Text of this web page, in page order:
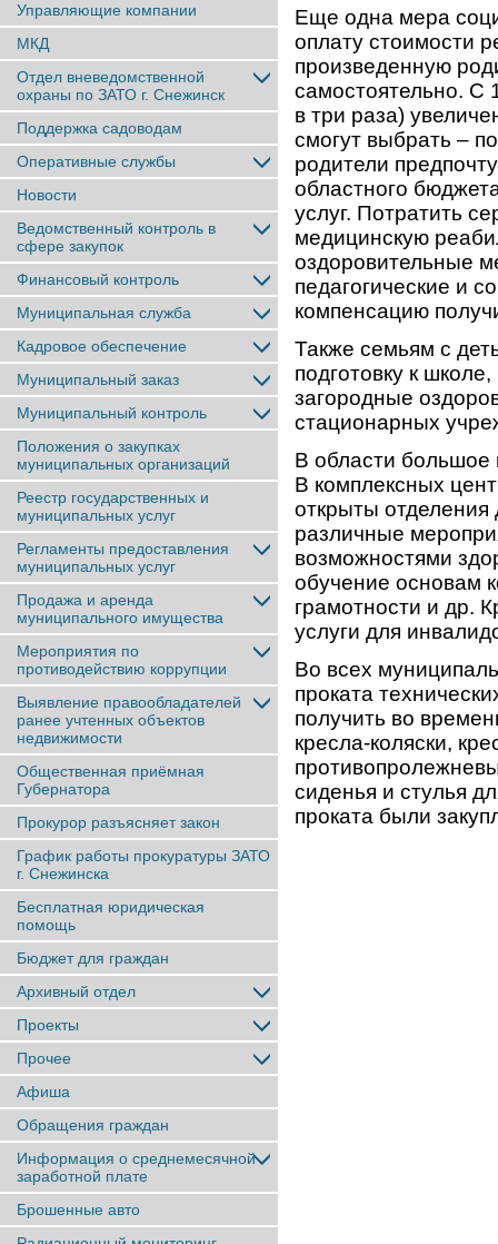
Управляющие компании
МКД
Отдел вневедомственной
охраны по ЗАТО г. Снежинск
Поддержка садоводам
Оперативные службы
Новости
Ведомственный контроль в
сфере закупок
Финансовый контроль
Муниципальная служба
Кадровое обеспечение
Муниципальный заказ
Муниципальный контроль
Положения о закупках
муниципальных организаций
Реестр государственных и
муниципальных услуг
Регламенты предоставления
муниципальных услуг
Продажа и аренда
муниципального имущества
Мероприятия по
противодействию коррупции
Выявление правообладателей
ранее учтенныx объектов
недвижимости
Общественная приёмная
Губернатора
Прокурор разъясняет закон
График работы прокуратуры ЗАТО
г. Снежинска
Бесплатная юридическая
помощь
Бюджет для граждан
Архивный отдел
Проекты
Прочее
Афиша
Обращения граждан
Информация о среднемесячной
заработной плате
Брошенные авто
Еще одна мера
оплату стоимости
произведенную
самостоятельно. С
в три раза)
смогут выбрать –
родители
областного
услуг. Потратить
медицинскую
оздоровительные
педагогические и
компенсацию
Также семьям с
подготовку к
загородные
стационарных
В области большое
В комплексных
открыты отделения
различные
возможностями
обучение основам
грамотности и др.
услуги для
Во всех
проката
получить во
кресла-коляски,
сиденья и стулья
проката были